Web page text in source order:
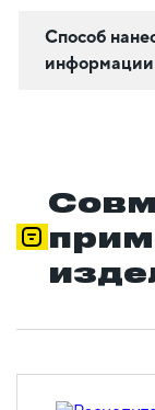
Способ
информации